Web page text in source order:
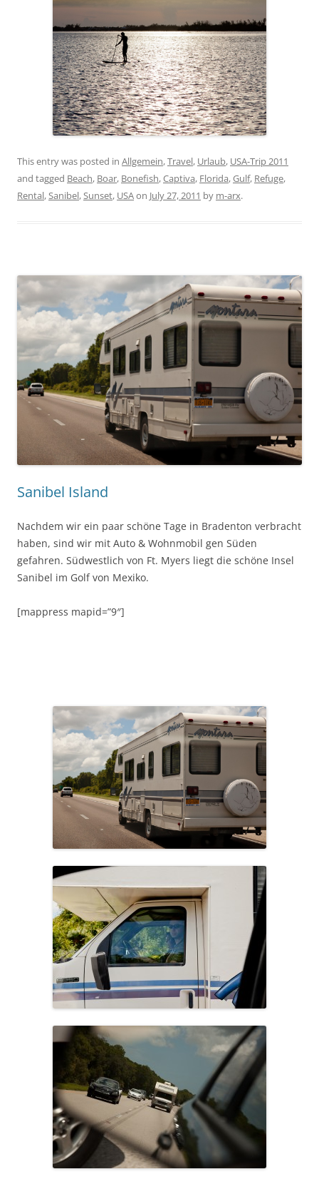
This entry was posted in Allgemein,Travel, Urlaub, USA-Trip 2011
and tagged Beach, Boar, Bonefish,Captiva, Florida,Gulf, Refuge,
Rental,Sanibel,Sunset, USAon July 27, 2011 by m-arx.
Sanibel Island
Nachdem wir ein paar schöne Tage in Bradenton verbracht
haben, sind wir mit Auto & Wohnmobil gen Süden
gefahren. Südwestlich von Ft. Myers liegt die schöne Insel
Sanibel im Golf von Mexiko.
[mappress mapid=”9″]